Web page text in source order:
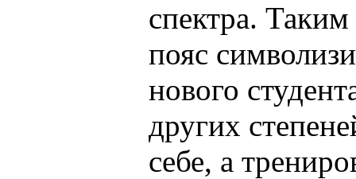
спектра.
пояс
нового
других
себе, а